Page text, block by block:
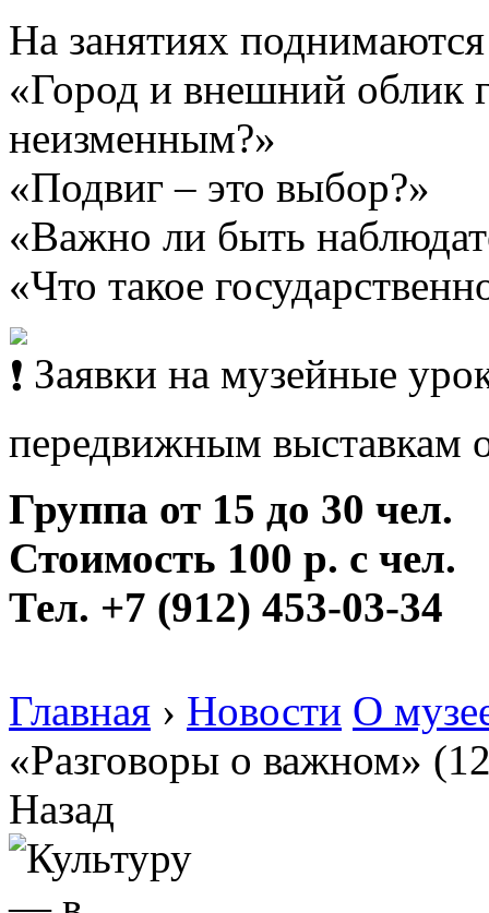
На занятиях
«Город и внешний облик
неизменным?»
«Подвиг – это выбор?»
«Важно ли быть
«Что такое
Заявки на музейные
передвижным выставкам
Группа от 15 до 30 чел.
Стоимость 100 р. с чел.
Тел. +7 (912) 453-03-34
Главная › Новости О
«Разговоры о важном»
Назад